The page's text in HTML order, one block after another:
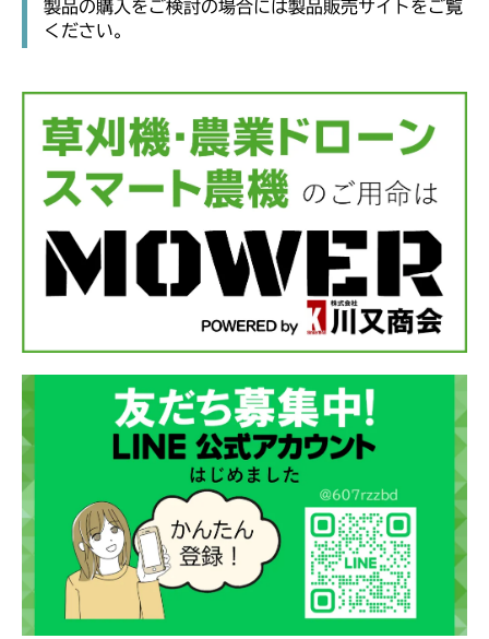
製品の購入をご検討の場合には製品販売サイトをご覧
ください。